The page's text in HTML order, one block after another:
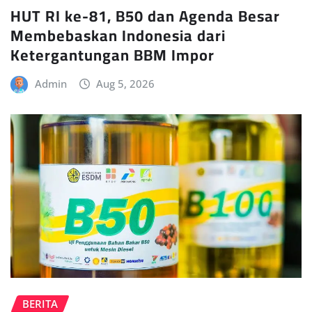
HUT RI ke-81, B50 dan Agenda Besar
Membebaskan Indonesia dari
Ketergantungan BBM Impor
Admin Aug 5, 2026
BERITA